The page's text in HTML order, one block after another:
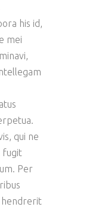
his id,
mei
qui ne
fugit
Per
hendrerit